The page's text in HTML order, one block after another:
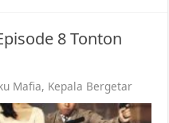
8 Tonton
Mafia, Kepala Bergetar